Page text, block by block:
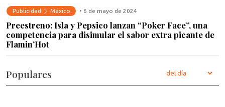
Publicidad México • 6 de mayo de 2024
Preestreno: Isla y Pepsico lanzan “Poker Face”, una
competencia para disimular el sabor extra picante de
Flamin’Hot
Populares